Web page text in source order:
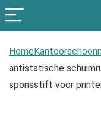
Home
antistatische
sponsstift voor